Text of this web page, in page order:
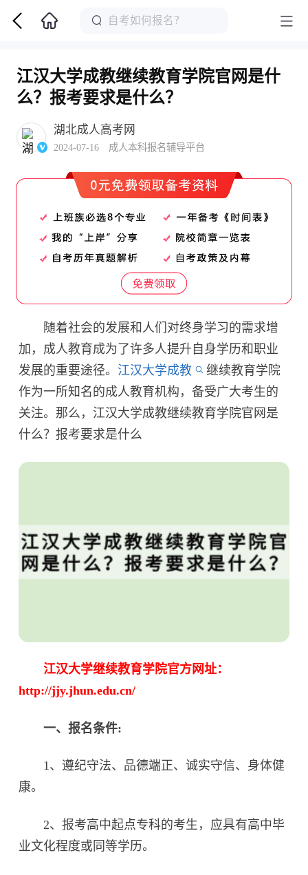
江汉大学成教继续教育学院官网是什
么？报考要求是什么？
湖北成人高考网
2024-07-16 成人本科报名辅导平台
随着社会的发展和人们对终身学习的需求增
加，成人教育成为了许多人提升自身学历和职业
发展的重要途径。 江汉大学成教
继续教育学院
作为一所知名的成人教育机构，备受广大考生的
关注。那么，江汉大学成教继续教育学院官网是
什么？报考要求是什么
江汉大学继续教育学院官方网址：
http://jjy.jhun.edu.cn/
一、报名条件:
1、遵纪守法、品德端正、诚实守信、身体健
康。
2、报考高中起点专科的考生，应具有高中毕
业文化程度或同等学历。